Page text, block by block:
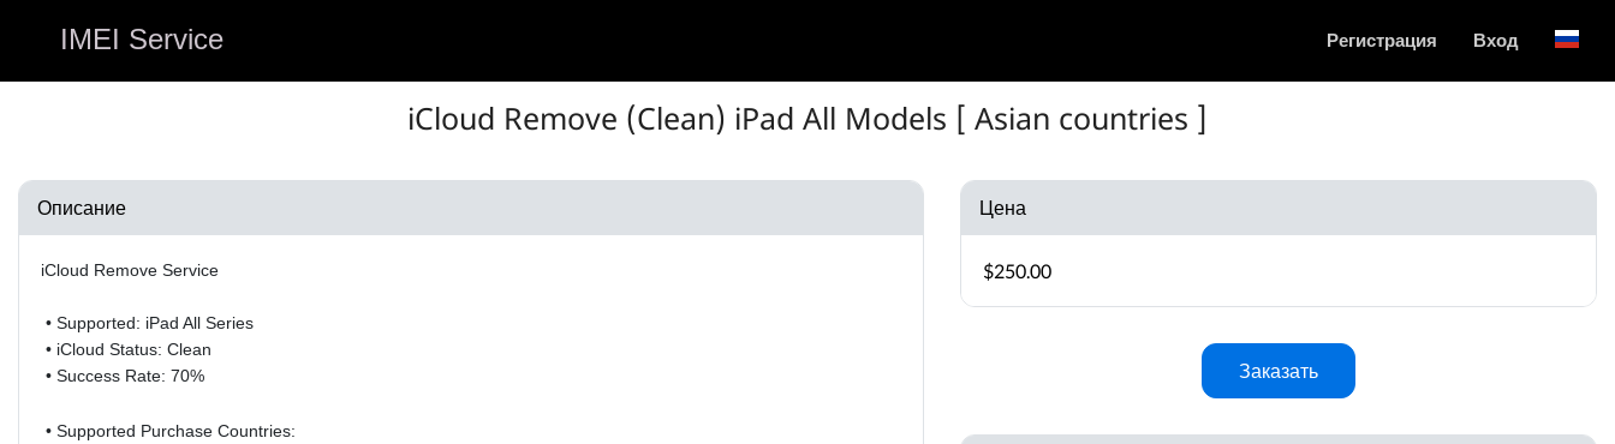
IMEI Service Регистрация Вход
English
iCloud Remove (Clean) iPad All Models [ Asian countries ]
Описание
iCloud Remove Service
• Supported: iPad All Series
• iCloud Status: Clean
• Success Rate: 70%
• Supported Purchase Countries:
Цена
$250.00
Заказать